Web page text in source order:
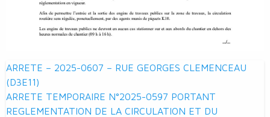
Navigation
de
l’article
ARRETE – 2025-0607 – RUE GEORGES CLEMENCEAU
(D3E11)
ARRETE TEMPORAIRE N°2025-0597 PORTANT
REGLEMENTATION DE LA CIRCULATION ET DU